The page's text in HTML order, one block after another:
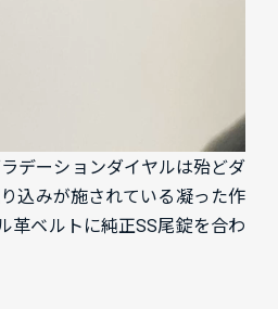
デーションダイヤルは殆どダ
込みが施されている凝った作
革ベルトに純正SS尾錠を合わ